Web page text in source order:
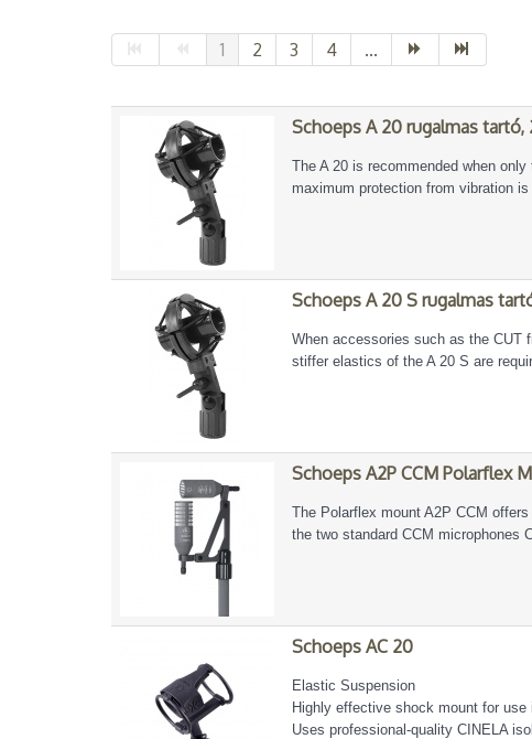
1 2 3 4 ...
Schoeps A 20 rugalmas tartó,
The A 20 is recommended when
maximum protection from vibration
Schoeps A 20 S rugalmas
When accessories such as the CUT
stiffer elastics of the A 20 S are
Schoeps A2P CCM Polarflex
The Polarflex mount A2P CCM
the two standard CCM microphones
Schoeps AC 20
Elastic Suspension
Highly effective shock mount for
Uses professional-quality CINELA